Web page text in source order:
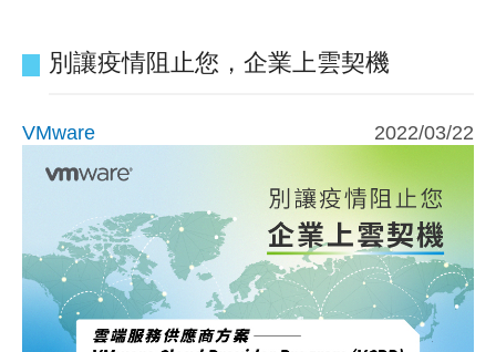
別讓疫情阻止您，企業上雲契機
VMware 2022/03/22